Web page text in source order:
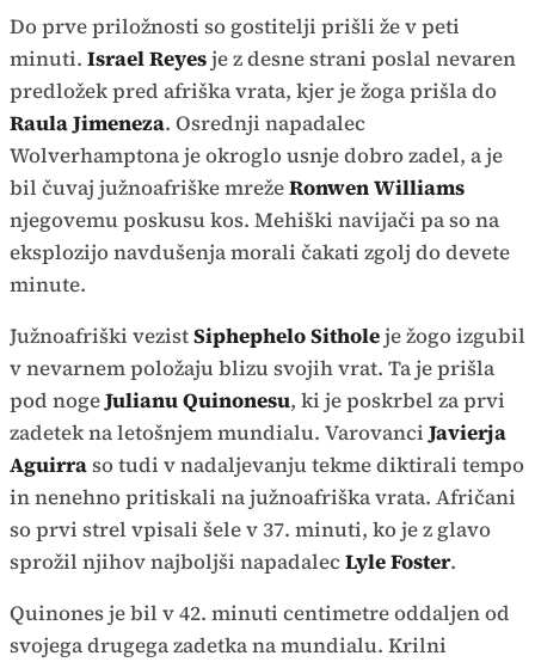
Do prve priložnosti so gostitelji prišli že v peti
minuti. Israel Reyesje z desne strani poslal nevaren
predložek pred afriška vrata, kjer je žoga prišla do
Raula Jimeneza. Osrednji napadalec
Wolverhamptona je okroglo usnje dobro zadel, a je
bil čuvaj južnoafriške mrežeRonwen Williams
njegovemu poskusu kos. Mehiški navijači pa so na
eksplozijo navdušenja morali čakati zgolj do devete
minute.
Južnoafriški vezistSiphephelo Sitholeje žogo izgubil
v nevarnem položaju blizu svojih vrat. Ta je prišla
pod nogeJulianu Quinonesu, ki je poskrbel za prvi
zadetek na letošnjem mundialu. VarovanciJavierja
Aguirraso tudi v nadaljevanju tekme diktirali tempo
in nenehno pritiskali na južnoafriška vrata. Afričani
so prvi strel vpisali šele v 37. minuti, ko je z glavo
sprožil njihov najboljši napadalecLyle Foster.
Quinones je bil v 42. minuti centimetre oddaljen od
svojega drugega zadetka na mundialu. Krilni